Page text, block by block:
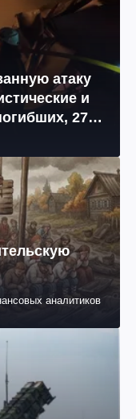
атаку
и
27
аналитиков